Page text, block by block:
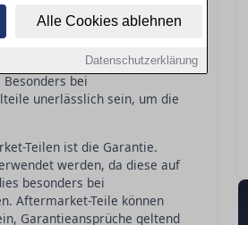
Alle Cookies ablehnen
Datenschutzerklärung
werden und dieselbe
sich viele
und Funktionalität perfekt
und bieten oft
bei
unerlässlich sein, um die
Teilen ist die Garantie.
werden, da diese auf
besonders bei
Aftermarket-Teile können
Garantieansprüche geltend